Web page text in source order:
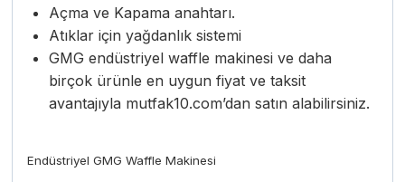
Açma ve Kapama anahtarı.
Atıklar için yağdanlık sistemi
GMG endüstriyel waffle makinesi ve daha
birçok ürünle en uygun fiyat ve taksit
avantajıyla mutfak10.com’dan satın alabilirsiniz.
Endüstriyel GMG Waffle Makinesi